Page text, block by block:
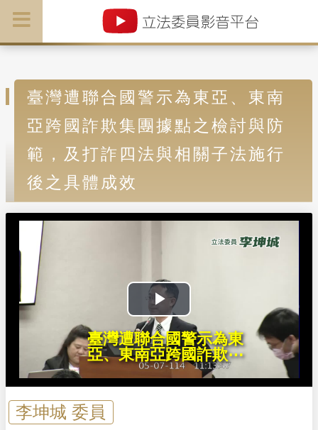
臺灣遭聯合國警示為東亞、東南
亞跨國詐欺集團據點之檢討與防
範，及打詐四法與相關子法施行
後之具體成效
P
l
a
臺灣遭聯合國警示為東
亞、東南亞跨國詐欺⋯
李坤城 委員